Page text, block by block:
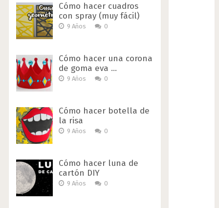
Cómo hacer cuadros
con spray (muy fácil)
9 Años 0
Cómo hacer una corona
de goma eva …
9 Años 0
Cómo hacer botella de
la risa
9 Años 0
Cómo hacer luna de
cartón DIY
9 Años 0